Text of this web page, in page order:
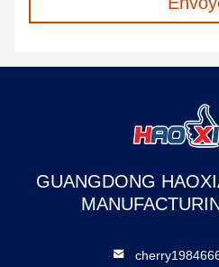
GUANGDONG